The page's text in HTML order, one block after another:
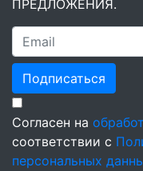
ПРЕДЛОЖЕНИЯ.
Подписаться
Согласен на
соответствии с
персональных